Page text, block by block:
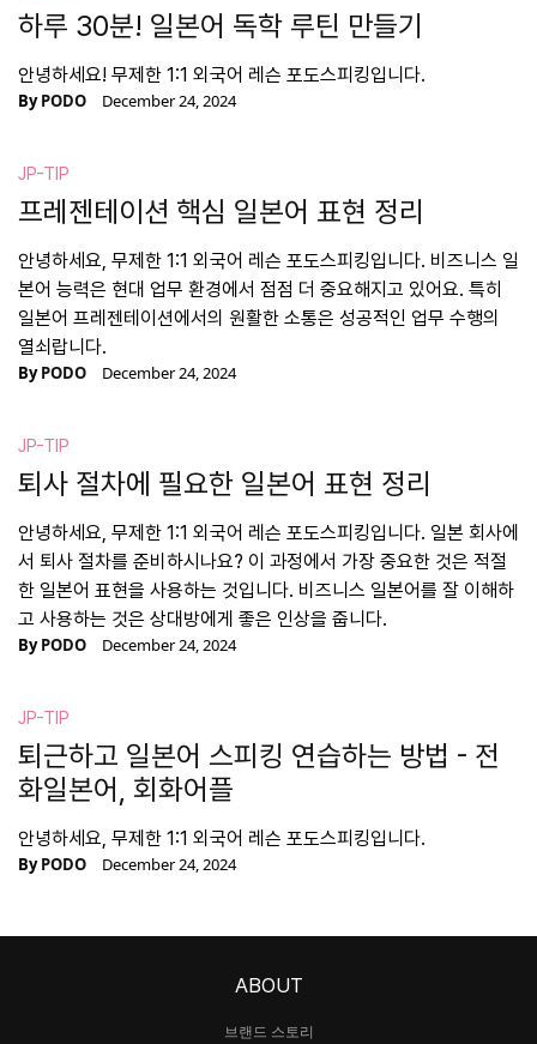
하루 30분! 일본어 독학 루틴 만들기
안녕하세요! 무제한 1:1 외국어 레슨 포도스피킹입니다.
ByPODO December 24, 2024
JP-TIP
프레젠테이션 핵심 일본어 표현 정리
안녕하세요, 무제한 1:1 외국어 레슨 포도스피킹입니다. 비즈니스 일
본어 능력은 현대 업무 환경에서 점점 더 중요해지고 있어요. 특히
일본어 프레젠테이션에서의 원활한 소통은 성공적인 업무 수행의
열쇠랍니다.
ByPODO December 24, 2024
JP-TIP
퇴사 절차에 필요한 일본어 표현 정리
안녕하세요, 무제한 1:1 외국어 레슨 포도스피킹입니다. 일본 회사에
서 퇴사 절차를 준비하시나요? 이 과정에서 가장 중요한 것은 적절
한 일본어 표현을 사용하는 것입니다. 비즈니스 일본어를 잘 이해하
고 사용하는 것은 상대방에게 좋은 인상을 줍니다.
ByPODO December 24, 2024
JP-TIP
퇴근하고 일본어 스피킹 연습하는 방법 - 전
화일본어, 회화어플
안녕하세요, 무제한 1:1 외국어 레슨 포도스피킹입니다.
ByPODO December 24, 2024
ABOUT
브랜드 스토리